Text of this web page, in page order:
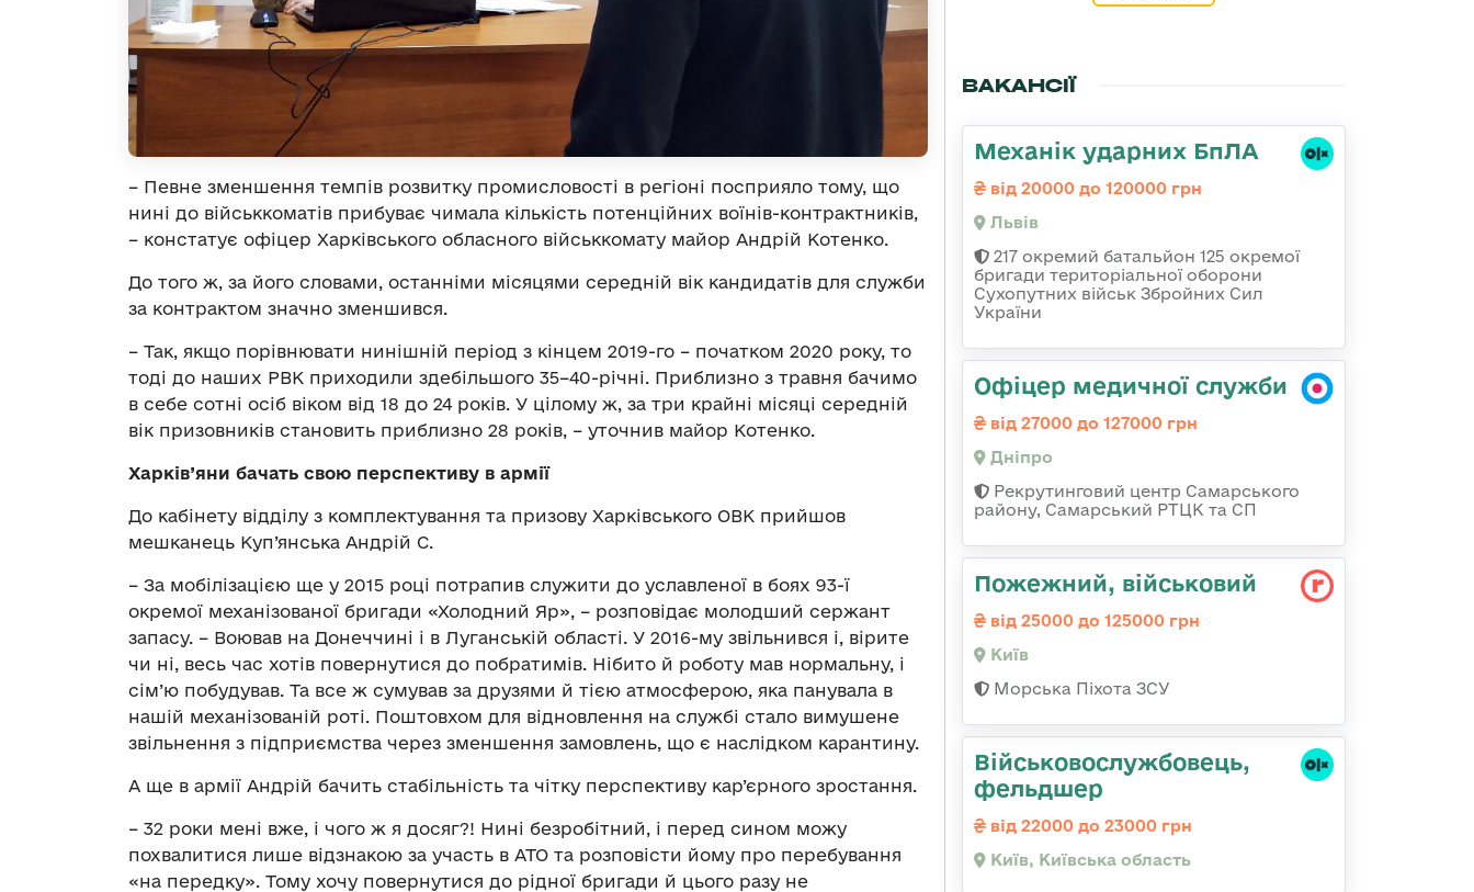
– Певне зменшення темпів розвитку промисловості в регіоні посприяло тому, що
нині до військкоматів прибуває чимала кількість потенційних воїнів-контрактників,
– констатує офіцер Харківського обласного військкомату майор Андрій Котенко.
До того ж, за його словами, останніми місяцями середній вік кандидатів для служби
за контрактом значно зменшився.
– Так, якщо порівнювати нинішній період з кінцем 2019-го – початком 2020 року, то
тоді до наших РВК приходили здебільшого 35–40-річні. Приблизно з травня бачимо
в себе сотні осіб віком від 18 до 24 років. У цілому ж, за три крайні місяці середній
вік призовників становить приблизно 28 років, – уточнив майор Котенко.
Харків’яни бачать свою перспективу в армії
До кабінету відділу з комплектування та призову Харківського ОВК прийшов
мешканець Куп’янська Андрій С.
– За мобілізацією ще у 2015 році потрапив служити до уславленої в боях 93-ї
окремої механізованої бригади «Холодний Яр», – розповідає молодший сержант
запасу. – Воював на Донеччині і в Луганській області. У 2016-му звільнився і, вірите
чи ні, весь час хотів повернутися до побратимів. Нібито й роботу мав нормальну, і
сім’ю побудував. Та все ж сумував за друзями й тією атмосферою, яка панувала в
нашій механізованій роті. Поштовхом для відновлення на службі стало вимушене
звільнення з підприємства через зменшення замовлень, що є наслідком карантину.
А ще в армії Андрій бачить стабільність та чітку перспективу кар’єрного зростання.
– 32 роки мені вже, і чого ж я досяг?! Нині безробітний, і перед сином можу
похвалитися лише відзнакою за участь в АТО та розповісти йому про перебування
«на передку». Тому хочу повернутися до рідної бригади й цього разу не
ВАКАНСІЇ
Механік ударних БпЛА
від 20000 до 120000 грн
Львів
217 окремий батальйон 125 окремої
бригади територіальної оборони
Сухопутних військ Збройних Сил
України
Офіцер медичної служби
від 27000 до 127000 грн
Дніпро
Рекрутинговий центр Самарського
району, Самарський РТЦК та СП
Пожежний, військовий
від 25000 до 125000 грн
Київ
Морська Піхота ЗСУ
Військовослужбовець,
фельдшер
від 22000 до 23000 грн
Київ, Київська область